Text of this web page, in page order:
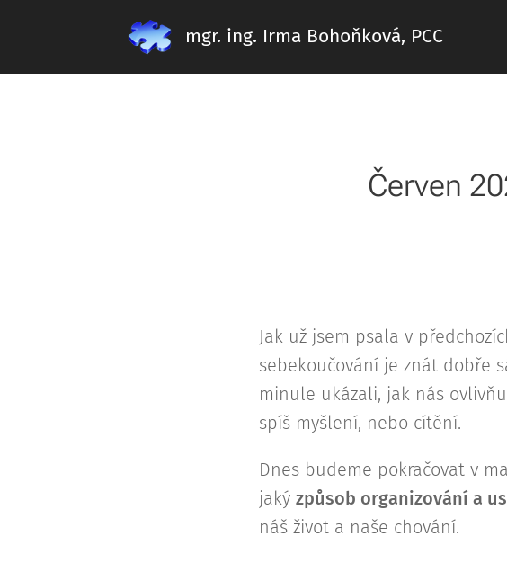
mgr. ing. Irma Bohoňková, PCC
Červen
Jak už jsem psala v
sebekoučování je znát dobře
minule ukázali, jak nás
spíš myšlení, nebo cítění.
Dnes budeme pokračovat v
jaký způsob organizování a
náš život a naše chování.